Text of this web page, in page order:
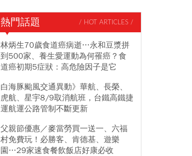
熱門話題 / HOT ARTICLES /
林炳生70歲食道癌病逝…永和豆漿拼
到500家、養生愛運動為何罹癌？食
道癌初期5症狀：高危險因子是它
白海豚颱風交通異動》華航、長榮、
虎航、星宇8/9取消航班，台鐵高鐵捷
運航運公路管制不斷更新
父親節優惠／麥當勞買一送一、六福
村免費玩！必勝客、肯德基、遊樂
園…29家速食餐飲飯店好康必收